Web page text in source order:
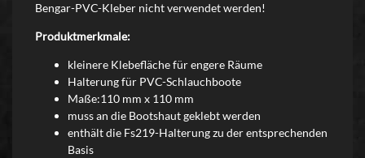
Bengar-PVC-Kleber nicht verwendet werden!
Produktmerkmale:
kleinere Klebefläche für engere Räume
Halterung für PVC-Schlauchboote
Maße:110 mm x 110 mm
muss an die Bootshaut geklebt werden
enthält die Fs219-Halterung zu der entsprechenden
Basis